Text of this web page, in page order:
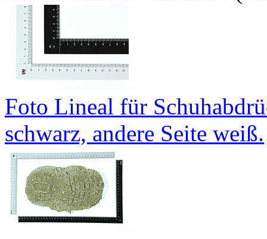
Foto Lineal für
schwarz, andere Seite weiß.